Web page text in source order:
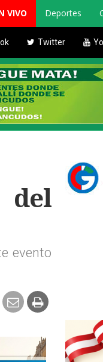
VIVO Deportes
Twitter
del
evento